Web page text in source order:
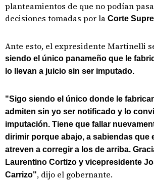
planteamientos de que no podían
decisiones tomadas por la Corte
Ante esto, el expresidente Martinelli
siendo el único panameño que le
lo llevan a juicio sin ser imputado.
"Sigo siendo el único donde le
admiten sin yo ser notificado y lo
imputación. Tiene que fallar
dirimir porque abajo, a sabiendas que
atreven a corregir a los de arriba.
Laurentino Cortizo y vicepresidente
Carrizo", dijo el gobernante.